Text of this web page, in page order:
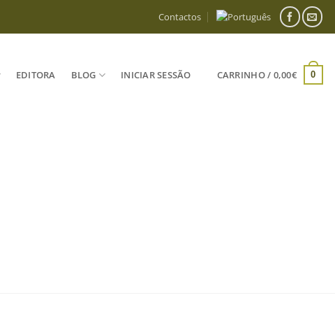
Contactos
EDITORA BLOG INICIAR SESSÃO CARRINHO / 0,00€ 0